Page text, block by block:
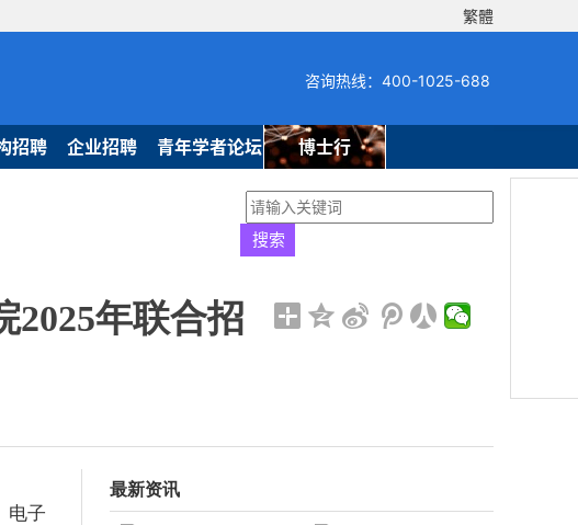
繁體
咨询热线：400-1025-688
招聘 企业招聘 青年学者论坛 博士行
2025年联合招
电子
最新资讯